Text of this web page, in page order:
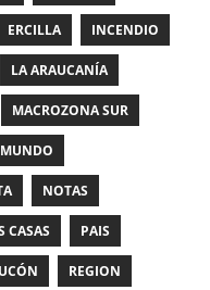
ERCILLA INCENDIO
LA ARAUCANÍA
MACROZONA SUR
MUNDO
NOTAS
CASAS PAIS
REGION